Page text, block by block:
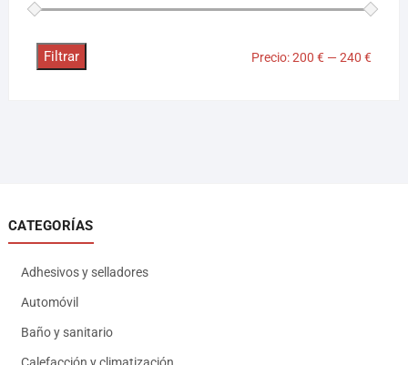
Filtrar Precio:200 € —240 €
CATEGORÍAS
Adhesivos y selladores
Automóvil
Baño y sanitario
Calefacción y climatización